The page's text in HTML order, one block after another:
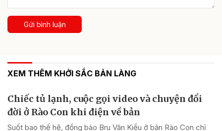
Gửi bình luận
XEM THÊM KHỞI SẮC BẢN LÀNG
Chiếc tủ lạnh, cuộc gọi video và chuyện đổi
đời ở Rào Con khi điện về bản
Suốt bao thế hệ, đồng bào Bru Vân Kiều ở bản Rào Con chỉ